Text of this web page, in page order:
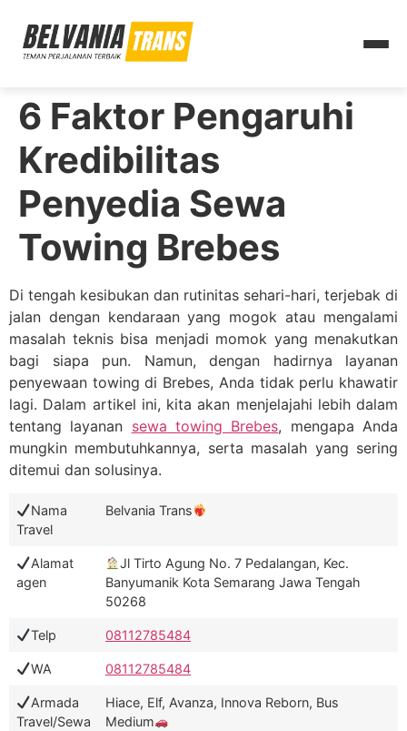
6 Faktor Pengaruhi
Kredibilitas
Penyedia Sewa
Towing Brebes
Di tengah kesibukan dan rutinitas sehari-hari, terjebak di
jalan dengan kendaraan yang mogok atau mengalami
masalah teknis bisa menjadi momok yang menakutkan
bagi siapa pun. Namun, dengan hadirnya layanan
penyewaan towing di Brebes, Anda tidak perlu khawatir
lagi. Dalam artikel ini, kita akan menjelajahi lebih dalam
tentang layanan sewa towing Brebes, mengapa Anda
mungkin membutuhkannya, serta masalah yang sering
ditemui dan solusinya.
Nama
Travel
Belvania Trans
Alamat
agen
Jl Tirto Agung No. 7 Pedalangan, Kec.
Banyumanik Kota Semarang Jawa Tengah
50268
Telp 08112785484
WA 08112785484
Armada
Travel/Sewa
Hiace, Elf, Avanza, Innova Reborn, Bus
Medium